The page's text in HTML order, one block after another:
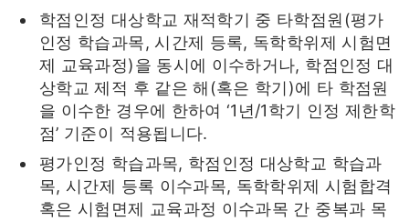
학점인정 대상학교 재적학기 중 타학점원(평가
인정 학습과목, 시간제 등록, 독학학위제 시험면
제 교육과정)을 동시에 이수하거나, 학점인정 대
상학교 제적 후 같은 해(혹은 학기)에 타 학점원
을 이수한 경우에 한하여 ‘1년/1학기 인정 제한학
점’ 기준이 적용됩니다.
평가인정 학습과목, 학점인정 대상학교 학습과
목, 시간제 등록 이수과목, 독학학위제 시험합격
혹은 시험면제 교육과정 이수과목 간 중복과 목